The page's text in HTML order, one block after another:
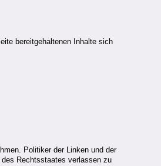
bereitgehaltenen Inhalte sich
Politiker der Linken und der
des Rechtsstaates verlassen zu